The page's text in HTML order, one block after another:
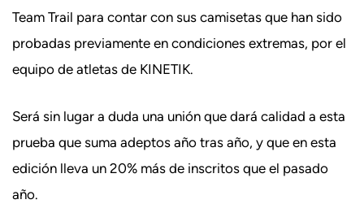
Team Trail para contar con sus camisetas que han sido
probadas previamente en condiciones extremas, por el
equipo de atletas de KINETIK.
Será sin lugar a duda una unión que dará calidad a esta
prueba que suma adeptos año tras año, y que en esta
edición lleva un 20% más de inscritos que el pasado
año.